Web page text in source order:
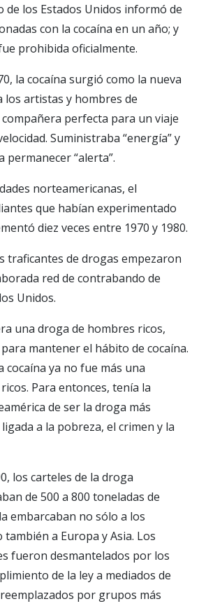
de los Estados Unidos informó de
con la cocaína en un año; y
prohibida oficialmente.
la cocaína surgió como la nueva
los artistas y hombres de
compañera perfecta para un viaje
Suministraba “energía” y
permanecer “alerta”.
norteamericanas, el
que habían experimentado
diez veces entre 1970 y 1980.
traficantes de drogas empezaron
red de contrabando de
Unidos.
una droga de hombres ricos,
mantener el hábito de cocaína.
cocaína ya no fue más una
Para entonces, tenía la
de ser la droga más
a la pobreza, el crimen y la
los carteles de la droga
de 500 a 800 toneladas de
embarcaban no sólo a los
también a Europa y Asia. Los
fueron desmantelados por los
de la ley a mediados de
por grupos más